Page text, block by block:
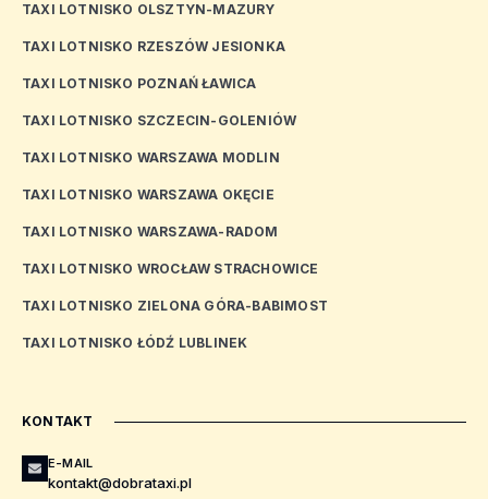
TAXI LOTNISKO OLSZTYN-MAZURY
TAXI LOTNISKO RZESZÓW JESIONKA
TAXI LOTNISKO POZNAŃ ŁAWICA
TAXI LOTNISKO SZCZECIN-GOLENIÓW
TAXI LOTNISKO WARSZAWA MODLIN
TAXI LOTNISKO WARSZAWA OKĘCIE
TAXI LOTNISKO WARSZAWA-RADOM
TAXI LOTNISKO WROCŁAW STRACHOWICE
TAXI LOTNISKO ZIELONA GÓRA-BABIMOST
TAXI LOTNISKO ŁÓDŹ LUBLINEK
KONTAKT
E-MAIL
kontakt@dobrataxi.pl